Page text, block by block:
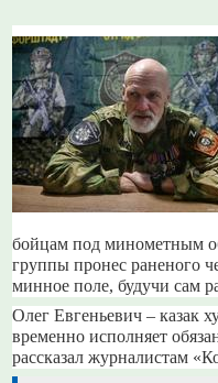
бойцам под минометным
группы пронес раненого
минное поле, будучи сам
Олег Евгеньевич – казак
временно исполняет
рассказал журналистам